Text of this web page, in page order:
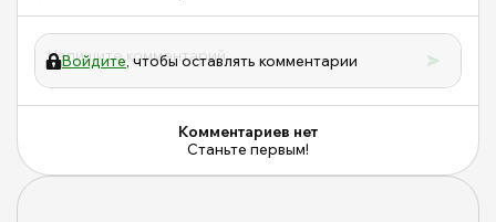
Войдите, чтобы оставлять комментарии
Комментариев нет
Станьте первым!